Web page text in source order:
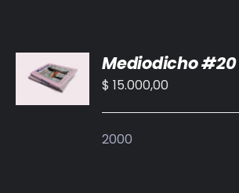
AL
CARRITO
/
Mediodicho #20
$ 15.000,00
2000